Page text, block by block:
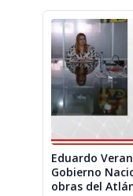
Eduardo
Gobierno
obras del